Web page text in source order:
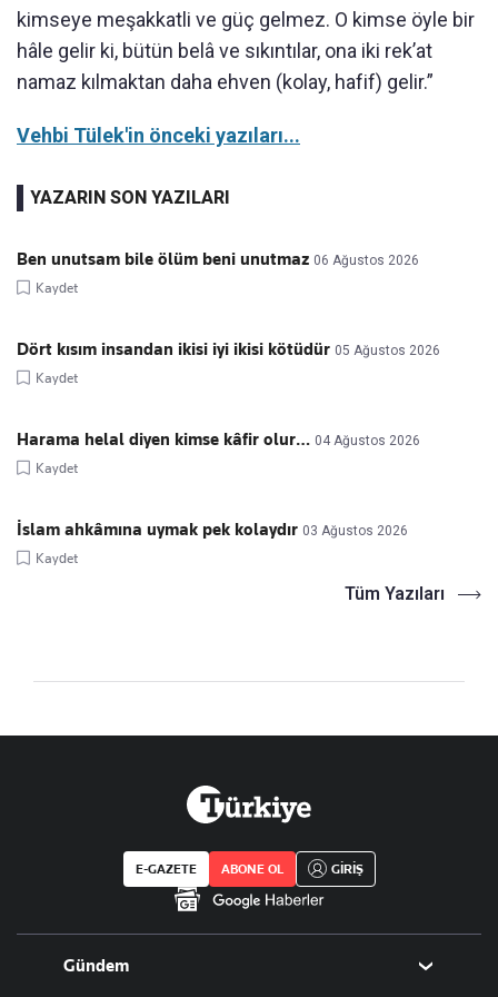
kimseye meşakkatli ve güç gelmez. O kimse öyle bir
hâle gelir ki, bütün belâ ve sıkıntılar, ona iki rek’at
namaz kılmaktan daha ehven (kolay, hafif) gelir.”
Vehbi Tülek'in önceki yazıları...
YAZARIN SON YAZILARI
Ben unutsam bile ölüm beni unutmaz 06 Ağustos 2026
Kaydet
Dört kısım insandan ikisi iyi ikisi kötüdür 05 Ağustos 2026
Kaydet
Harama helal diyen kimse kâfir olur… 04 Ağustos 2026
Kaydet
İslam ahkâmına uymak pek kolaydır 03 Ağustos 2026
Kaydet
Tüm Yazıları
E-GAZETE ABONE OL GİRİŞ
Gündem